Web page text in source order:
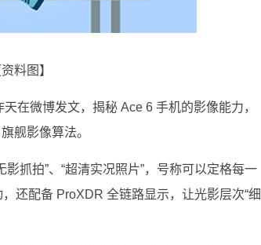
资料图】
在微博发文，揭秘 Ace 6 手机的影像能力，
舰影像算法。
抓拍”、“超清实况照片”，号称可以定格每一
还配备 ProXDR 全链路显示，让光影层次“细